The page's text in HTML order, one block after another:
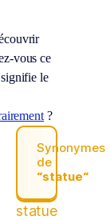
vous ce
le
?
Synonymes
de
“statue“
statue